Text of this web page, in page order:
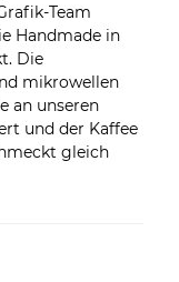
Team
Handmade in
Die
mikrowellen
an unseren
und der Kaffee
gleich